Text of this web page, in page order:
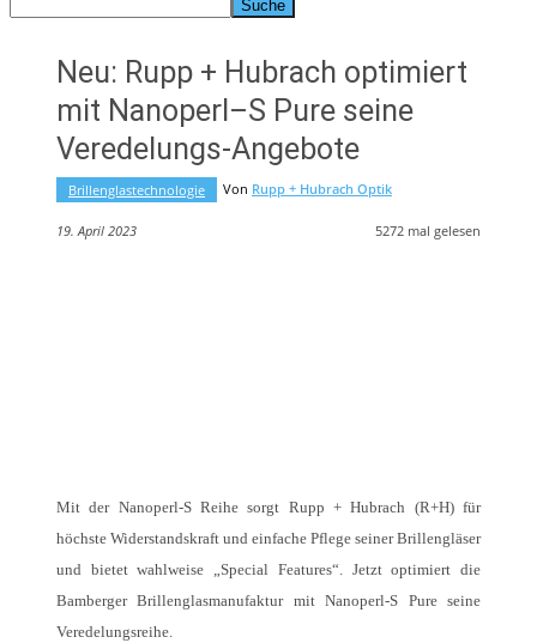
Neu: Rupp + Hubrach optimiert
mit Nanoperl–S Pure seine
Veredelungs-Angebote
Brillenglastechnologie Von Rupp + Hubrach Optik
19. April 2023 5272 mal gelesen
Mit der Nanoperl-S Reihe sorgt Rupp + Hubrach (R+H) für
höchste Widerstandskraft und einfache Pflege seiner Brillengläser
und bietet wahlweise „Special Features“. Jetzt optimiert die
Bamberger Brillenglasmanufaktur mit Nanoperl-S Pure seine
Veredelungsreihe.